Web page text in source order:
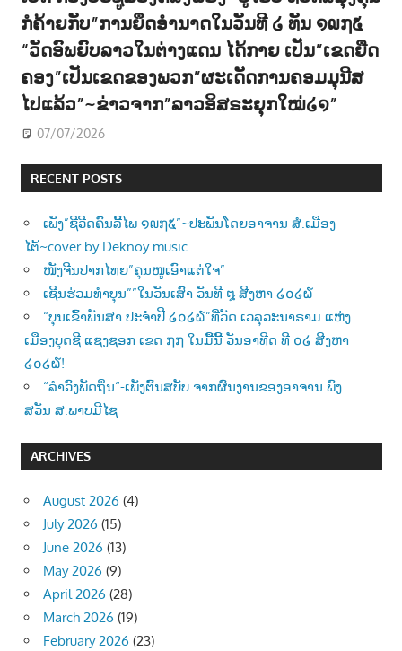
ກໍຄ້າຍກັບ”ການຍຶດອຳນາດໃນວັນທີ ໒ ທັນ ໑໙໗໕
“ວັດອົພຍົບລາວໃນຕ່າງແດນ ໄດ້ກາຍ ເປັນ”ເຂດຍືດ
ຄອງ”ເປັນເຂດຂອງພວກ”ຜະເດັດການຄອມມຸນີສ
ໄປແລ້ວ”~ຂ່າວຈາກ”ລາວອິສຣະຍຸກໃໝ່໒໑”
07/07/2026
RECENT POSTS
ເພັງ”ຊີວີດຄົນລີ້ໄພ ໑໙໗໕”~ປະພັນໂດຍອາຈານ ສໍ.ເມືອງ
ໄຕ້~cover by Deknoy music
ໜັງຈີນປາກໄທຍ”ຄຸນໜູເອົາແຕ່ໃຈ”
ເຊີນຮ່ວມທຳບຸນ””ໃນວັນເສົາ ວັນທີ ໘ ສີງຫາ ໒໐໒໖
“ບຸນເຂົ້າພັນສາ ປະຈຳປີ ໒໐໒໖”ທີ່ວັດ ເວລຸວະນາຣາມ ແຫ່ງ
ເມືອງບຸດຊີ ແຊງຊອກ ເຂດ ໗໗ ໃນມື້ນີ້ ວັນອາທີດ ທີ ໐໒ ສີງຫາ
໒໐໒໖!
“ລຳວົງພັດຖິ່ນ“-ເພັງຕົ້ນສບັບ ຈາກຜົນງານຂອງອາຈານ ພົງ
ສວັນ ສ.ພາບມີໄຊ
ARCHIVES
August 2026 (4)
July 2026 (15)
June 2026 (13)
May 2026 (9)
April 2026 (28)
March 2026 (19)
February 2026 (23)